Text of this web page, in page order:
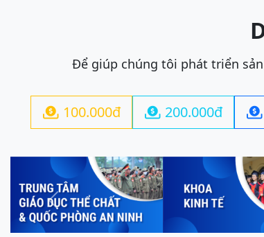
Để giúp chúng tôi phát triển
 100.000đ  200.000đ 
Previous